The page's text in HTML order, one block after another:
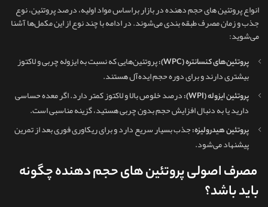
انواع پروتئین های حجم دهنده در بازار براساس مواد اولیه، درصد پروتئین، نوع
جذب و زمان مصرف طبقه‌ بندی می‌شوند. در ادامه با چند نوع از این مکمل‌ها آشنا
می‌شوید:
پروتئین‌های کنسانتره (WPC):
پروتئین‌هایی که نسبت به ایزوله چربی و لاکتوز
بیشتری دارند و برای دوره حجم ایده‌آل هستند.
پروتئین ایزوله (WPI):
درصد خلوص بالا و لاکتوز کمتر دارد. اگر معده حساسی
دارید یا به دنبال افزایش حجم بدون چربی هستید، گزینه مناسبی است.
پروتئین هیدرولیزه:جذب بسیار سریع دارد و برای ریکاوری فوری بعد از تمرین
پیشنهاد می‌شود.
مصرف اصولی پروتئین های حجم دهنده چگونه
باید باشد؟